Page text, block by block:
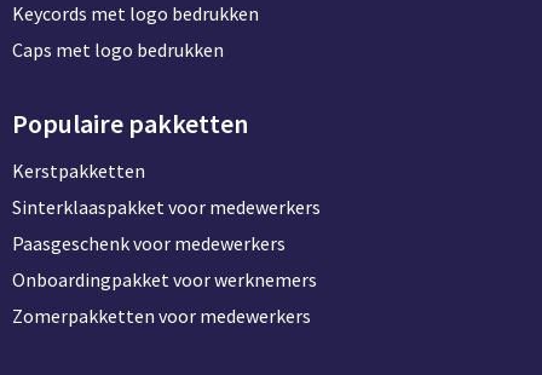
Keycords met logo bedrukken
Caps met logo bedrukken
Populaire pakketten
Kerstpakketten
Sinterklaaspakket voor medewerkers
Paasgeschenk voor medewerkers
Onboardingpakket voor werknemers
Zomerpakketten voor medewerkers